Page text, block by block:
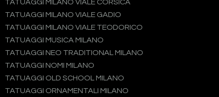
TATUAGGI MILANO VIALE CORSICA
TATUAGGI MILANO VIALE GADIO
TATUAGGI MILANO VIALE TEODORICO
TATUAGGI MUSICA MILANO
TATUAGGI NEO TRADITIONAL MILANO
TATUAGGI NOMI MILANO
TATUAGGI OLD SCHOOL MILANO
TATUAGGI ORNAMENTALI MILANO